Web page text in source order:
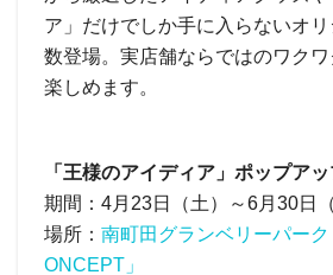
ア」だけでしか手に入らないオ
数登場。実店舗ならではのワク
楽しめます。
「王様のアイディア」ポップア
期間：4月23日（土）～6月30日（
場所： 南町田グランベリーパー
ONCEPT」